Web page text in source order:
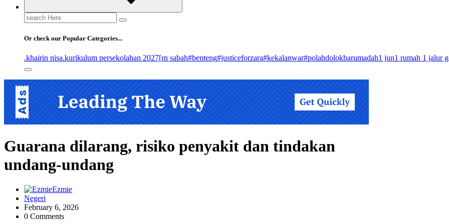
Search
for:
Or check our Popular Categories...
.khairin nisa.kurikulum persekolahan 2027[rn sabah#benteng#justiceforzara#kekalanwar#polahdolokbarumadah1 jun1 rumah 1 jalur
Guarana dilarang, risiko penyakit dan tindakan
undang-undang
Ezmie
Negeri
February 6, 2026
0 Comments